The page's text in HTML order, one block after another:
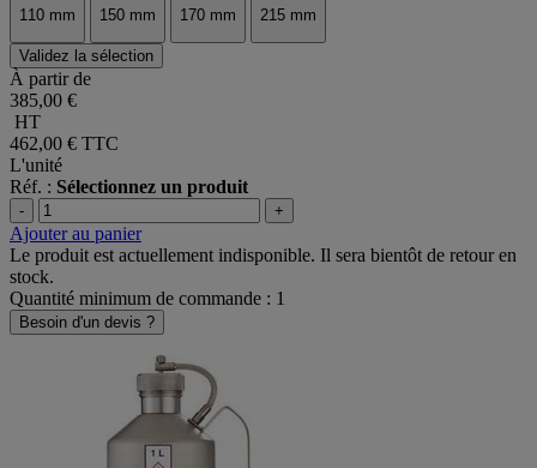
110 mm 150 mm 170 mm 215 mm
Validez la sélection
À partir de
385,00 €
HT
462,00 € TTC
L'unité
Réf. : Sélectionnez un produit
- +
Ajouter au panier
Le produit est actuellement indisponible. Il sera bientôt de retour en
stock.
Quantité minimum de commande : 1
Besoin d'un devis ?